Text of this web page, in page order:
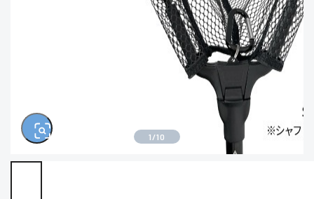
1 /10